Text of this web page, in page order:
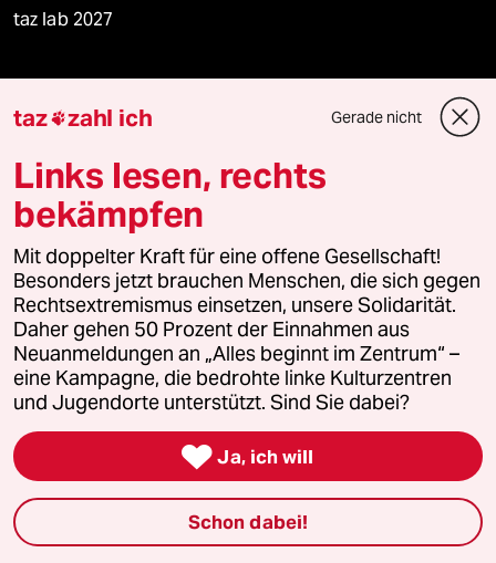
taz lab 2027
Mehr taz Lesestoff
taz Blogs
taz FUTURZWEI
Le Monde diplomatique
taz Archiv
Mehr taz Angebote
Reisen
taz zahl ich Gerade nicht
Links lesen, rechts
bekämpfen
Mit doppelter Kraft für eine offene Gesellschaft!
Besonders jetzt brauchen Menschen, die sich gegen
Rechtsextremismus einsetzen, unsere Solidarität.
Daher gehen 50 Prozent der Einnahmen aus
Neuanmeldungen an „Alles beginnt im Zentrum“ –
eine Kampagne, die bedrohte linke Kulturzentren
und Jugendorte unterstützt. Sind Sie dabei?
 Ja, ich will
Schon dabei!